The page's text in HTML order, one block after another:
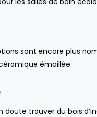
sont encore plus
émaillée.
doute trouver du bois